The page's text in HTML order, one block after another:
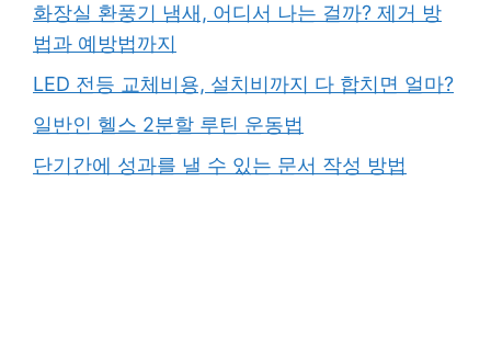
화장실 환풍기 냄새, 어디서 나는 걸까? 제거 방
법과 예방법까지
LED 전등 교체비용, 설치비까지 다 합치면 얼마?
일반인 헬스 2분할 루틴 운동법
단기간에 성과를 낼 수 있는 문서 작성 방법